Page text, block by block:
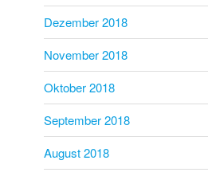
Dezember 2018
November 2018
Oktober 2018
September 2018
August 2018